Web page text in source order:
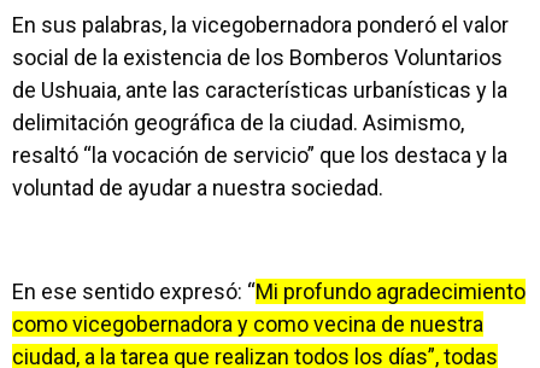
En sus palabras, la vicegobernadora ponderó el valor
social de la existencia de los Bomberos Voluntarios
de Ushuaia, ante las características urbanísticas y la
delimitación geográfica de la ciudad. Asimismo,
resaltó “la vocación de servicio” que los destaca y la
voluntad de ayudar a nuestra sociedad.
En ese sentido expresó: “Mi profundo agradecimiento
como vicegobernadora y como vecina de nuestra
ciudad, a la tarea que realizan todos los días”, todas